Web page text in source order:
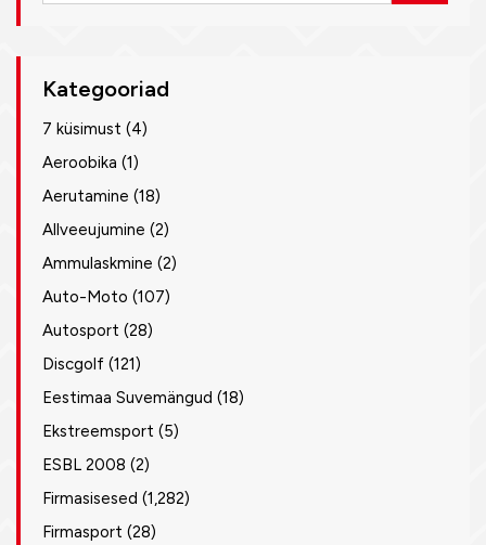
Kategooriad
7 küsimust (4)
Aeroobika (1)
Aerutamine (18)
Allveeujumine (2)
Ammulaskmine (2)
Auto-Moto (107)
Autosport (28)
Discgolf (121)
Eestimaa Suvemängud (18)
Ekstreemsport (5)
ESBL 2008 (2)
Firmasisesed (1,282)
Firmasport (28)